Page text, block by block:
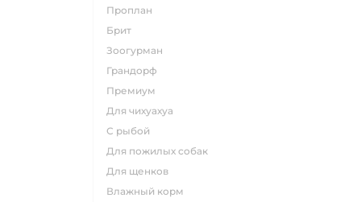
проплан
брит
зоогурман
грандорф
премиум
для чихуахуа
с рыбой
для пожилых собак
для щенков
влажный корм